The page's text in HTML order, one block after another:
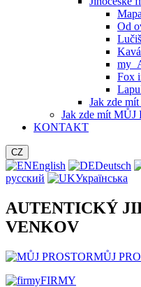
Od
Fox
Jak zde
Jak zde mít MŮJ
KONTAKT
CZ
English Deutsch
русский
Українська
AUTENTICKÝ
VENKOV
MŮJ
FIRMY